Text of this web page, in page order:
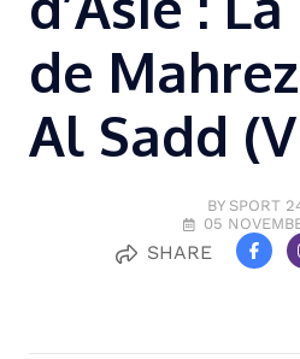
de
Al Sadd
BY SPORT
05
SHARE